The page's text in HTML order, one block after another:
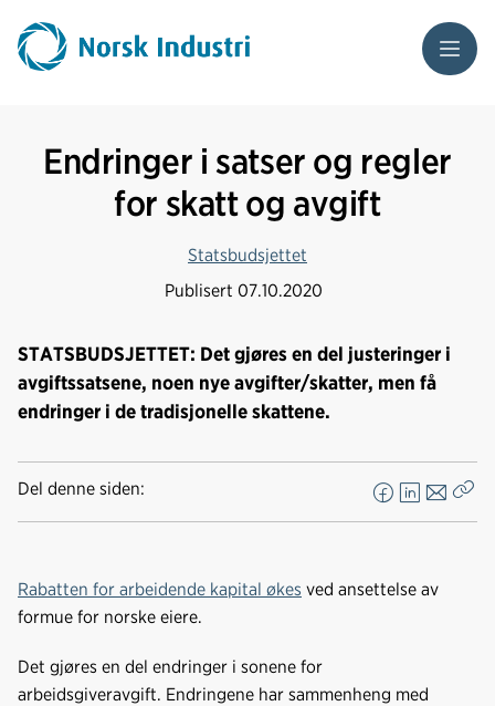
Meny
Endringer i satser og regler
for skatt og avgift
Statsbudsjettet
Publisert 07.10.2020
STATSBUDSJETTET: Det gjøres en del justeringer i
avgiftssatsene, noen nye avgifter/skatter, men få
endringer i de tradisjonelle skattene.
Del denne siden:
F
a
e
k
L
i
k
n
E
-
o
Rabatten for arbeidende kapital økes ved ansettelse av
formue for norske eiere.
Det gjøres en del endringer i sonene for
arbeidsgiveravgift. Endringene har sammenheng med